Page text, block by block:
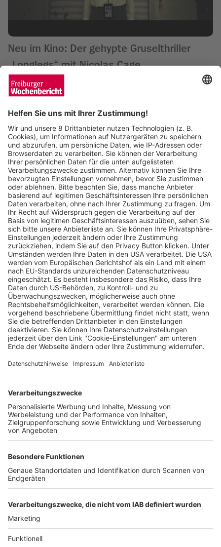
Neu im Kino: Der gehypte Gruselthriller
„Longlegs“ mit Nicolas Cage
So kommt Sallys erstes eigenes Café im
Europa-Park an
Saskia Schuh 01.04.2026
Freiburger Wochenbericht
Der Wochenbericht
wurde zum 31. Juli 2026
eingestellt.
News
Lokales